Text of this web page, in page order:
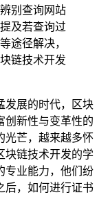
别查询网站
及若查询过
途径解决，
链技术开发
发展的时代，区块
创新性与变革性的
光芒，越来越多怀
块链技术开发的学
专业能力，他们纷
后，如何进行证书